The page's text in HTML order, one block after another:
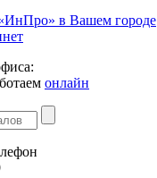
в Вашем городе
онлайн